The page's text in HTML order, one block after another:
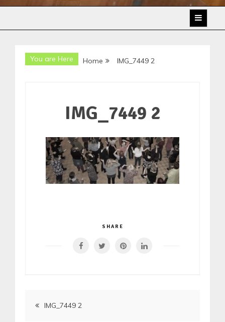
You are Here Home IMG_7449 2
IMG_7449 2
SHARE
Artikkelien
IMG_7449 2